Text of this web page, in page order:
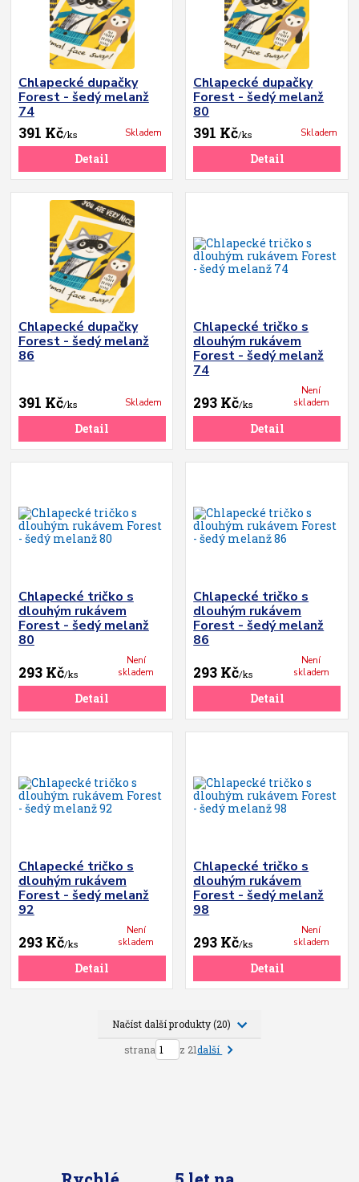
Chlapecké dupačky
Forest - šedý melanž
74
391 Kč/ks Skladem
Detail
Chlapecké dupačky
Forest - šedý melanž
80
391 Kč/ks Skladem
Detail
Chlapecké dupačky
Forest - šedý melanž
86
391 Kč/ks Skladem
Detail
Chlapecké tričko s
dlouhým rukávem
Forest - šedý melanž
74
293 Kč/ks
Není
skladem
Detail
Chlapecké tričko s
dlouhým rukávem
Forest - šedý melanž
80
293 Kč/ks
Není
skladem
Detail
Chlapecké tričko s
dlouhým rukávem
Forest - šedý melanž
86
293 Kč/ks
Není
skladem
Detail
Chlapecké tričko s
dlouhým rukávem
Forest - šedý melanž
92
293 Kč/ks
Není
skladem
Detail
Chlapecké tričko s
dlouhým rukávem
Forest - šedý melanž
98
293 Kč/ks
Není
skladem
Detail
Načíst další produkty (20)
strana z 21další